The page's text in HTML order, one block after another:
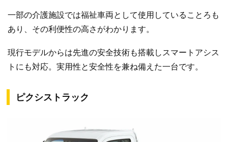
一部の介護施設では福祉車両として使用していることろも
あり、その利便性の高さがわかります。
現行モデルからは先進の安全技術も搭載しスマートアシス
トにも対応。実用性と安全性を兼ね備えた一台です。
ピクシストラック